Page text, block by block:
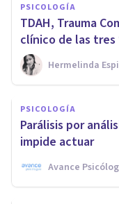
PSICOLOGÍA
TDAH, Trauma
clínico de las tres
Hermelinda
PSICOLOGÍA
Parálisis por
impide actuar
Avance